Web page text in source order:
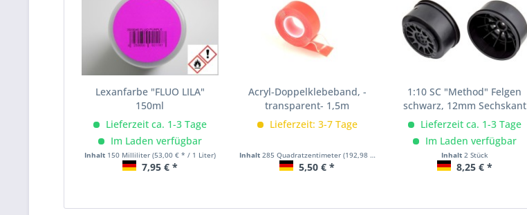
Lexanfarbe "FLUO LILA"
150ml
Lieferzeit ca. 1-3 Tage
Im Laden verfügbar
Inhalt 150 Milliliter (53,00 € * / 1 Liter)
7,95 € *
Acryl-Doppelklebeband, -
transparent- 1,5m
Lieferzeit: 3-7 Tage
Inhalt 285 Quadratzentimeter (192,98 € * / 1 Quadratmeter)
5,50 € *
1:10 SC "Method" Felgen
schwarz, 12mm Sechskant
Lieferzeit ca. 1-3 Tage
Im Laden verfügbar
Inhalt 2 Stück
8,25 € *